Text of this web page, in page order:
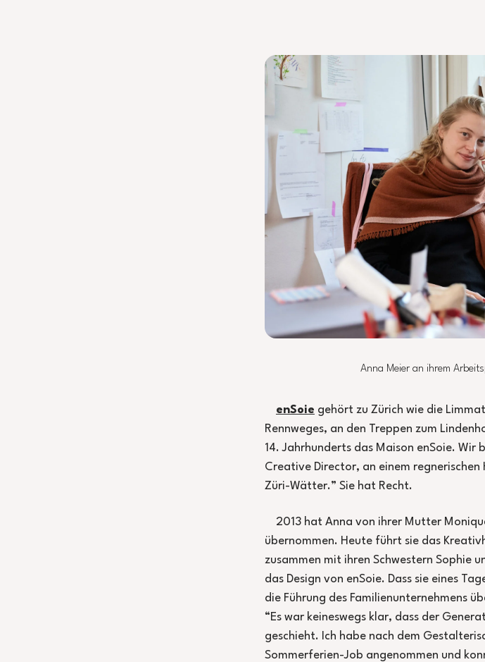
Anna Meier an ihrem
enSoie gehört zu Zürich wie die
Rennweges, an den Treppen zum
14. Jahrhunderts das Maison enSoie. Wir
Creative Director, an einem
Züri-Wätter.” Sie hat Recht.
2013 hat Anna von ihrer Mutter
übernommen. Heute führt sie das
zusammen mit ihren Schwestern Sophie
das Design von enSoie. Dass sie eines
die Führung des Familienunternehmens
“Es war keineswegs klar, dass der
geschieht. Ich habe nach dem
Sommerferien-Job angenommen und